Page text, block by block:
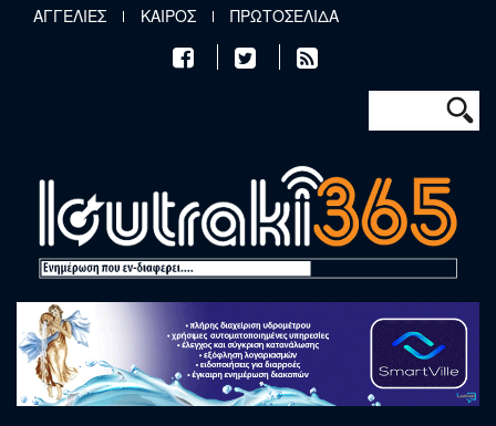
Παράκαμψη προς το κυρίως περιεχόμενο
ΑΓΓΕΛΙΕΣ ΚΑΙΡΟΣ ΠΡΩΤΟΣΕΛΙΔΑ
Φόρμα
Αναζήτηση